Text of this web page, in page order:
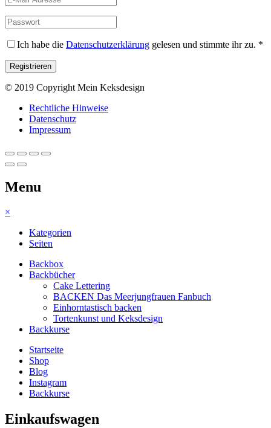
Ich habe die Datenschutzerklärung gelesen und stimmte ihr zu. *
© 2019 Copyright Mein Keksdesign
Rechtliche Hinweise
Datenschutz
Impressum
Menu
×
Kategorien
Seiten
Backbox
Backbücher
Cake Lettering
BACKEN Das Meerjungfrauen Fanbuch
Einhorntastisch backen
Tortenkunst und Keksdesign
Backkurse
Startseite
Shop
Blog
Instagram
Backkurse
Einkaufswagen